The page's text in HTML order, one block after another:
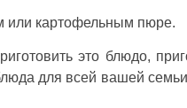
или картофельным пюре.
это блюдо,
для всей вашей